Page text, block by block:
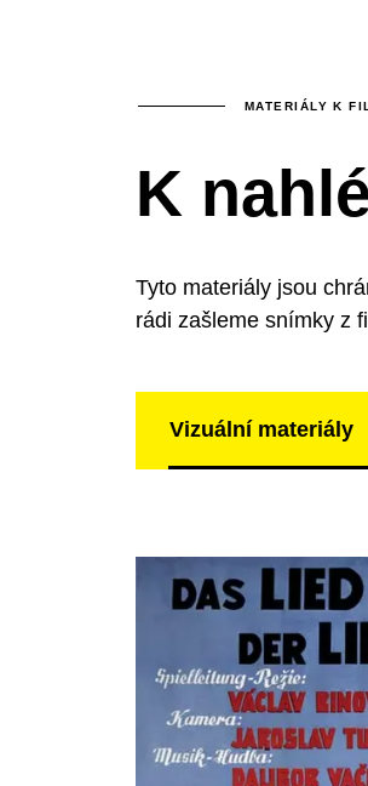
MATERIÁLY K
K
Tyto materiály jsou
rádi zašleme snímky z
Vizuální materiály